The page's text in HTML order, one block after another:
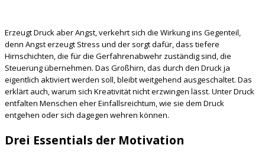
Erzeugt Druck aber Angst, verkehrt sich die Wirkung ins Gegenteil,
denn Angst erzeugt Stress und der sorgt dafür, dass tiefere
Hirnschichten, die für die Gerfahrenabwehr zuständig sind, die
Steuerung übernehmen. Das Großhirn, das durch den Druck ja
eigentlich aktiviert werden soll, bleibt weitgehend ausgeschaltet. Das
erklärt auch, warum sich Kreativität nicht erzwingen lässt. Unter Druck
entfalten Menschen eher Einfallsreichtum, wie sie dem Druck
entgehen oder sich dagegen wehren können.
Drei Essentials der Motivation